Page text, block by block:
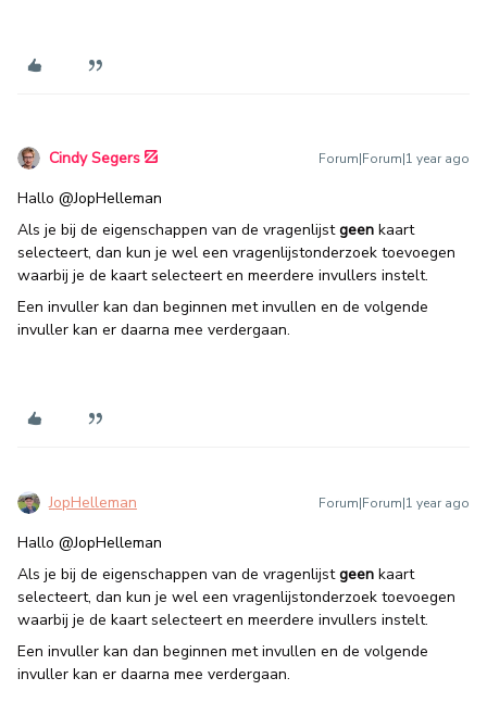
Cindy Segers Forum|Forum|1 year ago
Hallo ​ @JopHelleman
Als je bij de eigenschappen van de vragenlijstgeen kaart
selecteert, dan kun je wel een vragenlijstonderzoek toevoegen
waarbij je de kaart selecteert en meerdere invullers instelt.
Een invuller kan dan beginnen met invullen en de volgende
invuller kan er daarna mee verdergaan.
JopHelleman Forum|Forum|1 year ago
Hallo ​ @JopHelleman
Als je bij de eigenschappen van de vragenlijstgeen kaart
selecteert, dan kun je wel een vragenlijstonderzoek toevoegen
waarbij je de kaart selecteert en meerdere invullers instelt.
Een invuller kan dan beginnen met invullen en de volgende
invuller kan er daarna mee verdergaan.